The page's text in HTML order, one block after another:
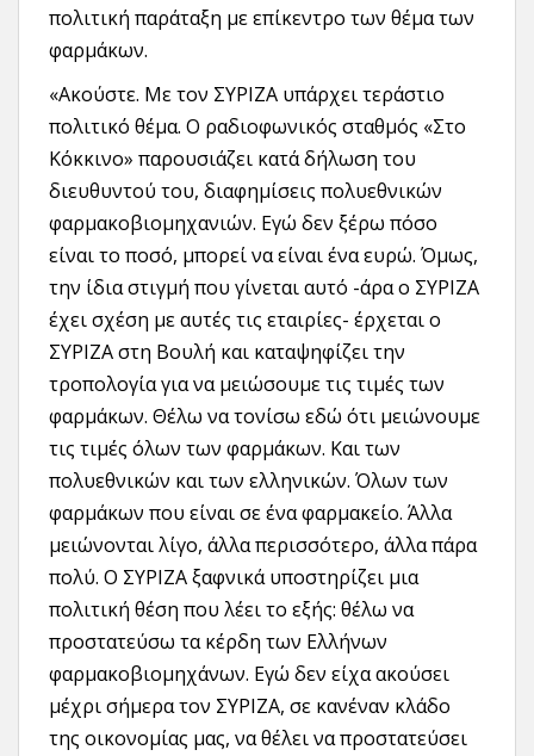
πολιτική παράταξη με επίκεντρο των θέμα των
φαρμάκων.
«Ακούστε. Με τον ΣΥΡΙΖΑ υπάρχει τεράστιο
πολιτικό θέμα. Ο ραδιοφωνικός σταθμός «Στο
Κόκκινο» παρουσιάζει κατά δήλωση του
διευθυντού του, διαφημίσεις πολυεθνικών
φαρμακοβιομηχανιών. Εγώ δεν ξέρω πόσο
είναι το ποσό, μπορεί να είναι ένα ευρώ. Όμως,
την ίδια στιγμή που γίνεται αυτό -άρα ο ΣΥΡΙΖΑ
έχει σχέση με αυτές τις εταιρίες- έρχεται ο
ΣΥΡΙΖΑ στη Βουλή και καταψηφίζει την
τροπολογία για να μειώσουμε τις τιμές των
φαρμάκων. Θέλω να τονίσω εδώ ότι μειώνουμε
τις τιμές όλων των φαρμάκων. Και των
πολυεθνικών και των ελληνικών. Όλων των
φαρμάκων που είναι σε ένα φαρμακείο. Άλλα
μειώνονται λίγο, άλλα περισσότερο, άλλα πάρα
πολύ. Ο ΣΥΡΙΖΑ ξαφνικά υποστηρίζει μια
πολιτική θέση που λέει το εξής: θέλω να
προστατεύσω τα κέρδη των Ελλήνων
φαρμακοβιομηχάνων. Εγώ δεν είχα ακούσει
μέχρι σήμερα τον ΣΥΡΙΖΑ, σε κανέναν κλάδο
της οικονομίας μας, να θέλει να προστατεύσει